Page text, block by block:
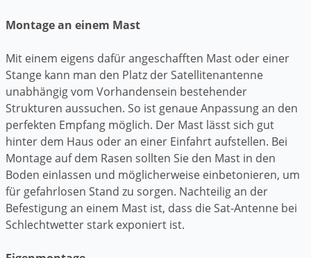
Montage an einem Mast
Mit einem eigens dafür angeschafften Mast oder einer
Stange kann man den Platz der Satellitenantenne
unabhängig vom Vorhandensein bestehender
Strukturen aussuchen. So ist genaue Anpassung an den
perfekten Empfang möglich. Der Mast lässt sich gut
hinter dem Haus oder an einer Einfahrt aufstellen. Bei
Montage auf dem Rasen sollten Sie den Mast in den
Boden einlassen und möglicherweise einbetonieren, um
für gefahrlosen Stand zu sorgen. Nachteilig an der
Befestigung an einem Mast ist, dass die Sat-Antenne bei
Schlechtwetter stark exponiert ist.